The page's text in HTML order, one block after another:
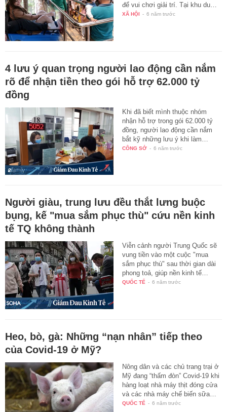
để vui chơi giải trí. Tại khu du…
XÃ HỘI - 6 năm trước
4 lưu ý quan trọng người lao động cần nắm
rõ để nhận tiền theo gói hỗ trợ 62.000 tỷ
đồng
Khi đã biết mình thuộc nhóm
nhận hỗ trợ trong gói 62.000 tỷ
đồng, người lao động cần nắm
bắt kỹ những lưu ý khi làm…
CÔNG SỞ - 6 năm trước
Người giàu, trung lưu đều thắt lưng buộc
bụng, kế "mua sắm phục thù" cứu nền kinh
tế TQ không thành
Viễn cảnh người Trung Quốc sẽ
vung tiền vào một cuộc "mua
sắm phục thù" sau thời gian dài
phong toả, giúp nền kinh tế…
QUỐC TẾ - 6 năm trước
Heo, bò, gà: Những “nạn nhân” tiếp theo
của Covid-19 ở Mỹ?
Nông dân và các chủ trang trại ở
Mỹ đang “thấm đòn” Covid-19 khi
hàng loạt nhà máy thịt đóng cửa
và các nhà máy chế biến sữa…
QUỐC TẾ - 6 năm trước